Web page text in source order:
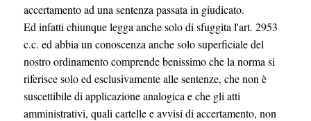
accertamento ad una sentenza passata in giudicato.
Ed infatti chiunque legga anche solo di sfuggita l'art. 2953
c.c. ed abbia un conoscenza anche solo superficiale del
nostro ordinamento comprende benissimo che la norma si
riferisce solo ed esclusivamente alle sentenze, che non è
suscettibile di applicazione analogica e che gli atti
amministrativi, quali cartelle e avvisi di accertamento, non